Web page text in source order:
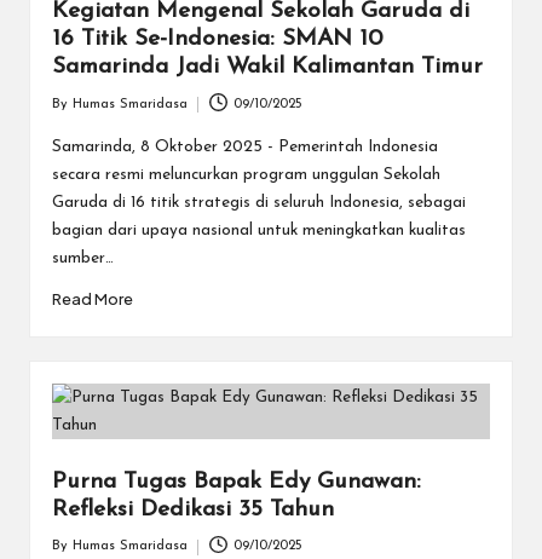
Kegiatan Mengenal Sekolah Garuda di
16 Titik Se-Indonesia: SMAN 10
Samarinda Jadi Wakil Kalimantan Timur
by
By Humas Smaridasa 09/10/2025
Samarinda, 8 Oktober 2025 - Pemerintah Indonesia
secara resmi meluncurkan program unggulan Sekolah
Garuda di 16 titik strategis di seluruh Indonesia, sebagai
bagian dari upaya nasional untuk meningkatkan kualitas
sumber…
Read More
Purna Tugas Bapak Edy Gunawan:
Refleksi Dedikasi 35 Tahun
By Humas Smaridasa 09/10/2025